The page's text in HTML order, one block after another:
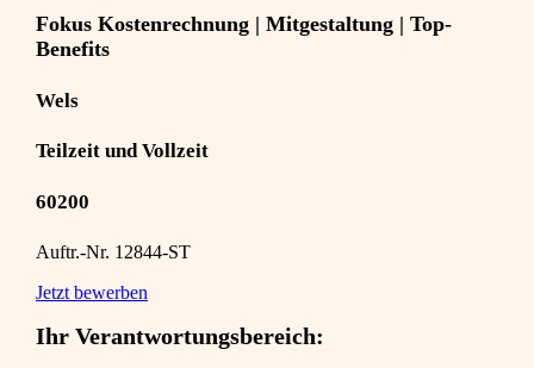
Fokus Kostenrechnung | Mitgestaltung | Top-
Benefits
Wels
Teilzeit und Vollzeit
60200
Auftr.-Nr. 12844-ST
Jetzt bewerben
Ihr Verantwortungsbereich: